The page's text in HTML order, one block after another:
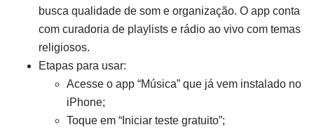
busca qualidade de som e organização. O app conta
com curadoria de playlists e rádio ao vivo com temas
religiosos.
Etapas para usar:
Acesse o app “Música” que já vem instalado no
iPhone;
Toque em “Iniciar teste gratuito”;